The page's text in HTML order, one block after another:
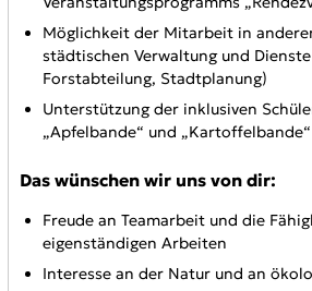
Möglichkeit der Mitarbeit in
städtischen Verwaltung und
Forstabteilung, Stadtplanung)
Unterstützung der inklusiven
„Apfelbande“ und „Kartoffelbande“
Das wünschen wir uns von dir:
Freude an Teamarbeit und die
eigenständigen Arbeiten
Interesse an der Natur und an